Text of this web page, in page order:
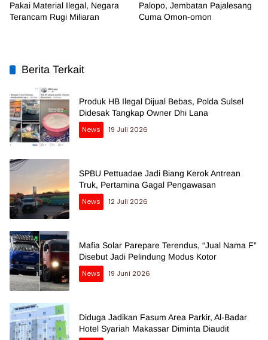
Pakai Material Ilegal, Negara
Terancam Rugi Miliaran
Palopo, Jembatan Pajalesang
Cuma Omon-omon
Berita Terkait
Produk HB Ilegal Dijual Bebas, Polda Sulsel
Didesak Tangkap Owner Dhi Lana
News
19 Juli 2026
SPBU Pettuadae Jadi Biang Kerok Antrean
Truk, Pertamina Gagal Pengawasan
News
12 Juli 2026
Mafia Solar Parepare Terendus, “Jual Nama F”
Disebut Jadi Pelindung Modus Kotor
News
19 Juni 2026
Diduga Jadikan Fasum Area Parkir, Al-Badar
Hotel Syariah Makassar Diminta Diaudit